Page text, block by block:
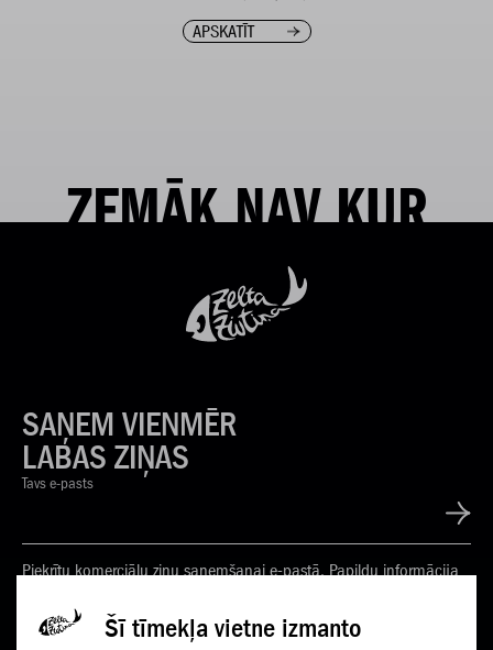
Šī tīmekļa vietne izmanto
APSKATĪT
ZEMĀK NAV KUR
SAŅEM VIENMĒR
LABAS ZIŅAS
Tavs e-pasts
Piekrītu komerciālu ziņu saņemšanai e-pastā. Papildu informācija